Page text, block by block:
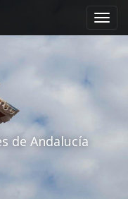
de Andalucía